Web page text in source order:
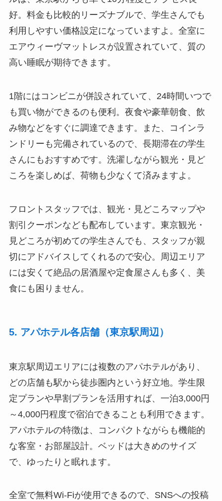
好。料金も比較的リーズナブルで、学生さんでも
利用しやすい価格設定になっていますよ。全室に
エアウィーヴマットレスが設置されていて、質の
高い睡眠が期待できます。
1階にはコンビニが併設されていて、24時間いつで
も買い物ができるのも便利。夜食や豪華朝食、飲
み物などをすぐに調達できます。また、コインラ
ンドリーも完備されているので、長期滞在の学生
さんにもおすすめです。洗濯しながら観光・見ど
ころを楽しめば、荷物も少なくて済みますよ。
フロントスタッフでは、観光・見どころマップや
割引クーポンなども配布しています。東京観光・
見どころが初めての学生さんでも、スタッフが親
切にアドバイスしてくれるので安心。周辺エリア
には安くて絶品の居酒屋や定食屋さんも多く、美
食にも困りません。
5. アパホテル各店舗（東京駅周辺）
東京駅周辺エリアには複数のアパホテルがあり、
どの店舗も駅から徒歩圏内という好立地。学生限
定プランや早割プランを活用すれば、一泊3,000円
～4,000円程度で宿泊できることも利用できます。
アパホテルの特徴は、コンパクトながらも機能的
な客室・お部屋設計。ベッドは大きめのサイズ
で、ゆったりと眠れます。
全室で無料Wi-Fiが使用できるので、SNSへの投稿